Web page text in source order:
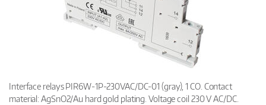
Interface relays PIR6W-1P-230VAC/DC-01 (gray), 1 CO. Contact
material: AgSnO2/Au hard gold plating. Voltage coil 230 V AC/DC.